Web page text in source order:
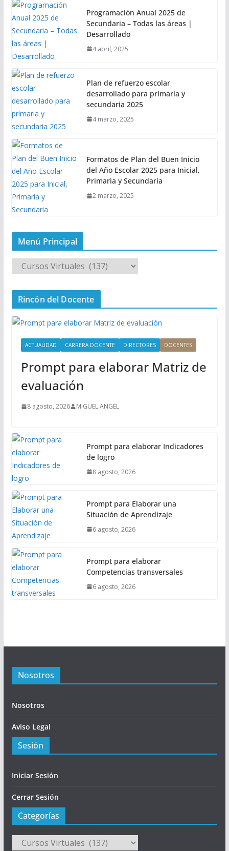
Programación Anual 2025 de
Secundaria – Todas las áreas |
Desarrollado
4 abril, 2025
Plan de refuerzo escolar
desarrollado para primaria y
secundaria 2025
4 marzo, 2025
Formatos de Plan del Buen Inicio
del Año Escolar 2025 para Inicial,
Primaria y Secundaria
2 marzo, 2025
Menú Principal
e
n
P
Rincón del Docente
ACTUALIDAD CARRERA DOCENTE DIRECTORES DOCENTES
Prompt para elaborar Matriz de
evaluación
8 agosto, 2026 MIGUEL ANGEL
Prompt para elaborar Indicadores
de logro
8 agosto, 2026
Prompt para Elaborar una
Situación de Aprendizaje
6 agosto, 2026
Prompt para elaborar
Competencias transversales
6 agosto, 2026
Nosotros
Nosotros
Aviso Legal
Sesión
Iniciar Sesión
Cerrar Sesión
Categorías
Categorías